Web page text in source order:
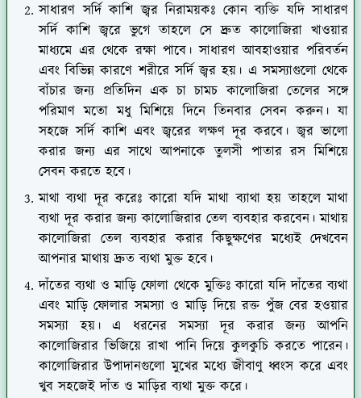
সাধারণ সর্দি কাশি জ্বর নিরাময়কঃ কোন ব্যক্তি যদি সাধারণ
সর্দি কাশি জ্বরে ভুগে তাহলে সে দ্রুত কালোজিরা খাওয়ার
মাধ্যমে এর থেকে রক্ষা পাবে। সাধারণ আবহাওয়ার পরিবর্তন
এবং বিভিন্ন কারণে শরীরে সর্দি জ্বর হয়। এ সমস্যাগুলো থেকে
বাঁচার জন্য প্রতিদিন এক চা চামচ কালোজিরা তেলের সঙ্গে
পরিমাণ মতো মধু মিশিয়ে দিনে তিনবার সেবন করুন। যা
সহজে সর্দি কাশি এবং জ্বরের লক্ষণ দূর করবে। জ্বর ভালো
করার জন্য এর সাথে আপনাকে তুলসী পাতার রস মিশিয়ে
সেবন করতে হবে।
মাথা ব্যথা দূর করেঃ কারো যদি মাথা ব্যাথা হয় তাহলে মাথা
ব্যথা দূর করার জন্য কালোজিরার তেল ব্যবহার করবেন। মাথায়
কালোজিরা তেল ব্যবহার করার কিছুক্ষণের মধ্যেই দেখবেন
আপনার মাথায় দ্রুত ব্যথা মুক্ত হবে।
দাঁতের ব্যথা ও মাড়ি ফোলা থেকে মুক্তিঃ কারো যদি দাঁতের ব্যথা
এবং মাড়ি ফোলার সমস্যা ও মাড়ি দিয়ে রক্ত পুঁজ বের হওয়ার
সমস্যা হয়। এ ধরনের সমস্যা দূর করার জন্য আপনি
কালোজিরার ভিজিয়ে রাখা পানি দিয়ে কুলকুচি করতে পারেন।
কালোজিরার উপাদানগুলো মুখের মধ্যে জীবাণু ধ্বংস করে এবং
খুব সহজেই দাঁত ও মাড়ির ব্যথা মুক্ত করে।